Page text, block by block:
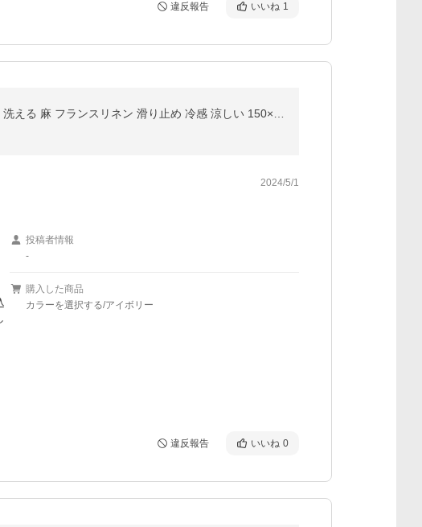
違反報告 いいね 1
2024/5/1
投稿者情報
-
購入した商品
カラーを選択する/アイボリー
違反報告 いいね 0